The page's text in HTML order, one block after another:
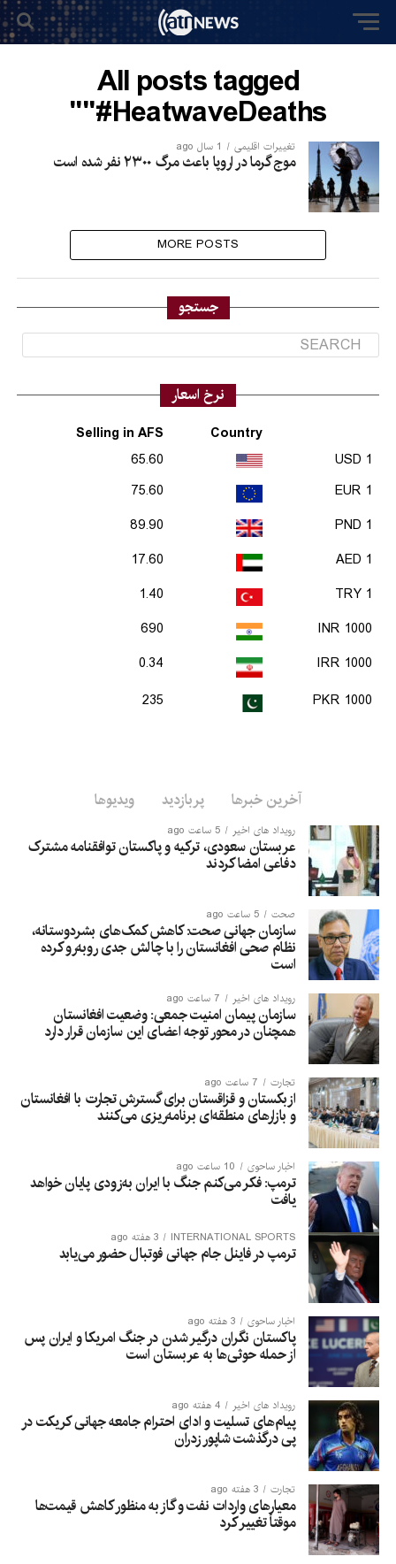
All posts tagged
"#HeatwaveDeaths"
تغییرات اقلیمی 1 سال ago
موج گرما در اروپا باعث مرگ ۲۳۰۰ نفر شده است
MORE POSTS
جستجو
نرخ اسعار
Country
Selling in AFS
1 USD
65.60
1 EUR
75.60
1 PND
89.90
1 AED
17.60
1 TRY
1.40
1000 INR
690
1000 IRR
0.34
1000 PKR
235
آخرین خبرها پربازدید ویدیوها
رویداد های اخیر 5 ساعت ago
عربستان سعودی، ترکیه و پاکستان توافقنامه مشترک
دفاعی امضا کردند
صحت 5 ساعت ago
سازمان جهانی صحت: کاهش کمک‌های بشردوستانه،
نظام صحی افغانستان را با چالش جدی روبه‌رو کرده
است
رویداد های اخیر 7 ساعت ago
سازمان پیمان امنیت جمعی: وضعیت افغانستان
همچنان در محور توجه اعضای این سازمان قرار دارد
تجارت 7 ساعت ago
ازبکستان و قزاقستان برای گسترش تجارت با افغانستان
و بازارهای منطقه‌ای برنامه‌ریزی می‌کنند
اخبار ساحوی 10 ساعت ago
ترمپ: فکر می‌کنم جنگ با ایران به‌زودی پایان خواهد
یافت
INTERNATIONAL SPORTS 3 هفته ago
ترمپ در فاینل جام جهانی فوتبال حضور می‌یابد
اخبار ساحوی 3 هفته ago
پاکستان نگران درگیر شدن در جنگ امریکا و ایران پس
از حمله حوثی‌ها به عربستان است
رویداد های اخیر 4 هفته ago
پیام‌های تسلیت و ادای احترام جامعه جهانی کریکت در
پی درگذشت شاپور زدران
تجارت 3 هفته ago
معیارهای واردات نفت و گاز به منظور کاهش قیمت‌ها
موقتاً تغییر کرد